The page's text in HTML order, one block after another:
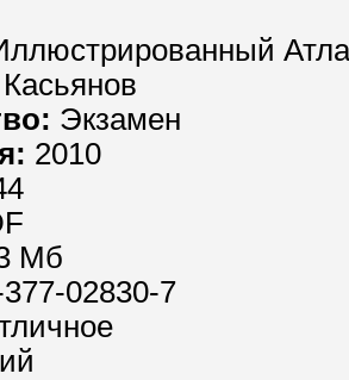
Экзамен
2010
Мб
02830-7